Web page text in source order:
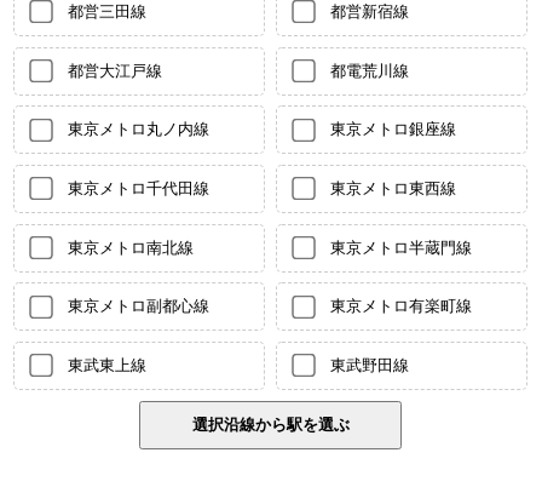
都営三田線 都営新宿線
都営大江戸線 都電荒川線
東京メトロ丸ノ内線 東京メトロ銀座線
東京メトロ千代田線 東京メトロ東西線
東京メトロ南北線 東京メトロ半蔵門線
東京メトロ副都心線 東京メトロ有楽町線
東武東上線 東武野田線